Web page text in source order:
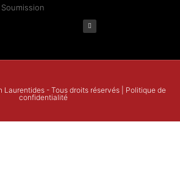
Soumission
- Tous droits réservés | Politique de
confidentialité